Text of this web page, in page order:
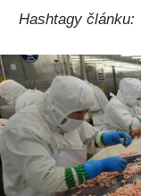
Hashtagy článku: